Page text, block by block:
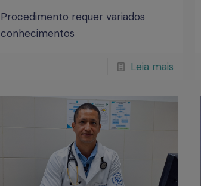
Procedimento requer variados
conhecimentos
Leia mais